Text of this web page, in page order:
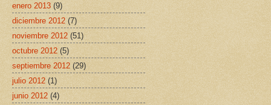
enero 2013 (9)
diciembre 2012 (7)
noviembre 2012 (51)
octubre 2012 (5)
septiembre 2012 (29)
julio 2012 (1)
junio 2012 (4)